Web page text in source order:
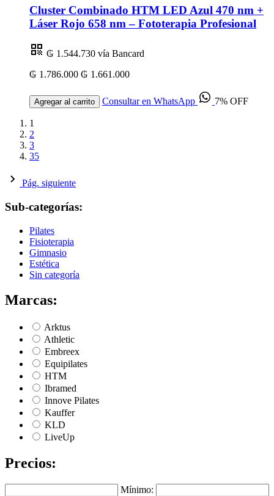
Cluster Combinado HTM LED Azul 470 nm +
Láser Rojo 658 nm – Fototerapia Profesional
₲ 1.544.730 vía Bancard
₲ 1.786.000 ₲ 1.661.000
Agregar al carrito Consultar en WhatsApp 7% OFF
1
2
3
35
Pág. siguiente
Sub-categorías:
Pilates
Fisioterapia
Gimnasio
Estética
Sin categoría
Marcas:
Arktus
Athletic
Embreex
Equipilates
HTM
Ibramed
Innove Pilates
Kauffer
KLD
LiveUp
Precios:
Mínimo: